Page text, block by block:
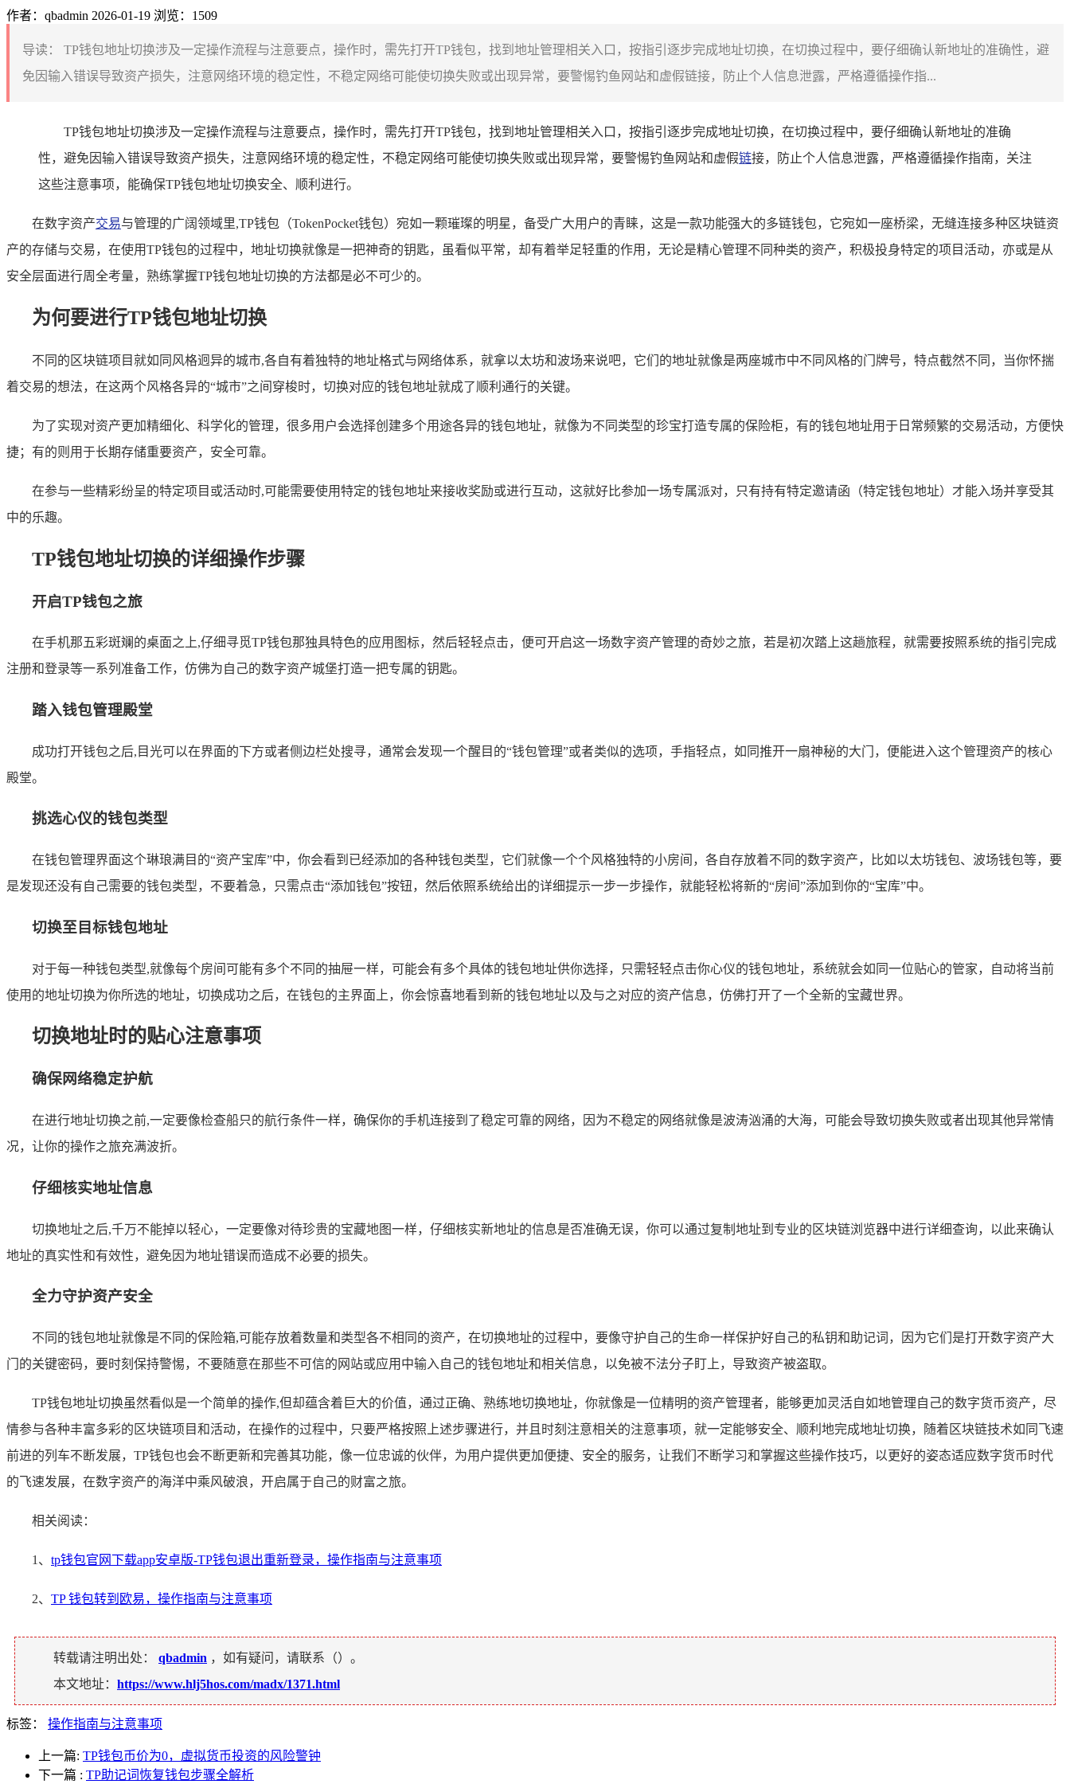
作者：qbadmin 2026-01-19 浏览：1509
导读：
TP钱包地址切换涉及一定操作流程与注意要点，操作时，需先打开TP钱包，找到地址管理相关入口，按指引逐步完成地址切换，在切换过程中，要仔细确认新地址的准确性，避
免因输入错误导致资产损失，注意网络环境的稳定性，不稳定网络可能使切换失败或出现异常，要警惕钓鱼网站和虚假链接，防止个人信息泄露，严格遵循操作指...
TP钱包地址切换涉及一定操作流程与注意要点，操作时，需先打开TP钱包，找到地址管理相关入口，按指引逐步完成地址切换，在切换过程中，要仔细确认新地址的准确
性，避免因输入错误导致资产损失，注意网络环境的稳定性，不稳定网络可能使切换失败或出现异常，要警惕钓鱼网站和虚假链接，防止个人信息泄露，严格遵循操作指南，关注
这些注意事项，能确保TP钱包地址切换安全、顺利进行。
在数字资产交易与管理的广阔领域里,TP钱包（TokenPocket钱包）宛如一颗璀璨的明星，备受广大用户的青睐，这是一款功能强大的多链钱包，它宛如一座桥梁，无缝连接多种区块链资
产的存储与交易，在使用TP钱包的过程中，地址切换就像是一把神奇的钥匙，虽看似平常，却有着举足轻重的作用，无论是精心管理不同种类的资产，积极投身特定的项目活动，亦或是从
安全层面进行周全考量，熟练掌握TP钱包地址切换的方法都是必不可少的。
为何要进行TP钱包地址切换
不同的区块链项目就如同风格迥异的城市,各自有着独特的地址格式与网络体系，就拿以太坊和波场来说吧，它们的地址就像是两座城市中不同风格的门牌号，特点截然不同，当你怀揣
着交易的想法，在这两个风格各异的“城市”之间穿梭时，切换对应的钱包地址就成了顺利通行的关键。
为了实现对资产更加精细化、科学化的管理，很多用户会选择创建多个用途各异的钱包地址，就像为不同类型的珍宝打造专属的保险柜，有的钱包地址用于日常频繁的交易活动，方便快
捷；有的则用于长期存储重要资产，安全可靠。
在参与一些精彩纷呈的特定项目或活动时,可能需要使用特定的钱包地址来接收奖励或进行互动，这就好比参加一场专属派对，只有持有特定邀请函（特定钱包地址）才能入场并享受其
中的乐趣。
TP钱包地址切换的详细操作步骤
开启TP钱包之旅
在手机那五彩斑斓的桌面之上,仔细寻觅TP钱包那独具特色的应用图标，然后轻轻点击，便可开启这一场数字资产管理的奇妙之旅，若是初次踏上这趟旅程，就需要按照系统的指引完成
注册和登录等一系列准备工作，仿佛为自己的数字资产城堡打造一把专属的钥匙。
踏入钱包管理殿堂
成功打开钱包之后,目光可以在界面的下方或者侧边栏处搜寻，通常会发现一个醒目的“钱包管理”或者类似的选项，手指轻点，如同推开一扇神秘的大门，便能进入这个管理资产的核心
殿堂。
挑选心仪的钱包类型
在钱包管理界面这个琳琅满目的“资产宝库”中，你会看到已经添加的各种钱包类型，它们就像一个个风格独特的小房间，各自存放着不同的数字资产，比如以太坊钱包、波场钱包等，要
是发现还没有自己需要的钱包类型，不要着急，只需点击“添加钱包”按钮，然后依照系统给出的详细提示一步一步操作，就能轻松将新的“房间”添加到你的“宝库”中。
切换至目标钱包地址
对于每一种钱包类型,就像每个房间可能有多个不同的抽屉一样，可能会有多个具体的钱包地址供你选择，只需轻轻点击你心仪的钱包地址，系统就会如同一位贴心的管家，自动将当前
使用的地址切换为你所选的地址，切换成功之后，在钱包的主界面上，你会惊喜地看到新的钱包地址以及与之对应的资产信息，仿佛打开了一个全新的宝藏世界。
切换地址时的贴心注意事项
确保网络稳定护航
在进行地址切换之前,一定要像检查船只的航行条件一样，确保你的手机连接到了稳定可靠的网络，因为不稳定的网络就像是波涛汹涌的大海，可能会导致切换失败或者出现其他异常情
况，让你的操作之旅充满波折。
仔细核实地址信息
切换地址之后,千万不能掉以轻心，一定要像对待珍贵的宝藏地图一样，仔细核实新地址的信息是否准确无误，你可以通过复制地址到专业的区块链浏览器中进行详细查询，以此来确认
地址的真实性和有效性，避免因为地址错误而造成不必要的损失。
全力守护资产安全
不同的钱包地址就像是不同的保险箱,可能存放着数量和类型各不相同的资产，在切换地址的过程中，要像守护自己的生命一样保护好自己的私钥和助记词，因为它们是打开数字资产大
门的关键密码，要时刻保持警惕，不要随意在那些不可信的网站或应用中输入自己的钱包地址和相关信息，以免被不法分子盯上，导致资产被盗取。
TP钱包地址切换虽然看似是一个简单的操作,但却蕴含着巨大的价值，通过正确、熟练地切换地址，你就像是一位精明的资产管理者，能够更加灵活自如地管理自己的数字货币资产，尽
情参与各种丰富多彩的区块链项目和活动，在操作的过程中，只要严格按照上述步骤进行，并且时刻注意相关的注意事项，就一定能够安全、顺利地完成地址切换，随着区块链技术如同飞速
前进的列车不断发展，TP钱包也会不断更新和完善其功能，像一位忠诚的伙伴，为用户提供更加便捷、安全的服务，让我们不断学习和掌握这些操作技巧，以更好的姿态适应数字货币时代
的飞速发展，在数字资产的海洋中乘风破浪，开启属于自己的财富之旅。
相关阅读：
1、 tp钱包官网下载app安卓版-TP钱包退出重新登录，操作指南与注意事项
2、 TP 钱包转到欧易，操作指南与注意事项
转载请注明出处： qbadmin ，如有疑问，请联系（）。
本文地址： https://www.hlj5hos.com/madx/1371.html
标签： 操作指南与注意事项
上一篇: TP钱包币价为0，虚拟货币投资的风险警钟
下一篇 : TP助记词恢复钱包步骤全解析